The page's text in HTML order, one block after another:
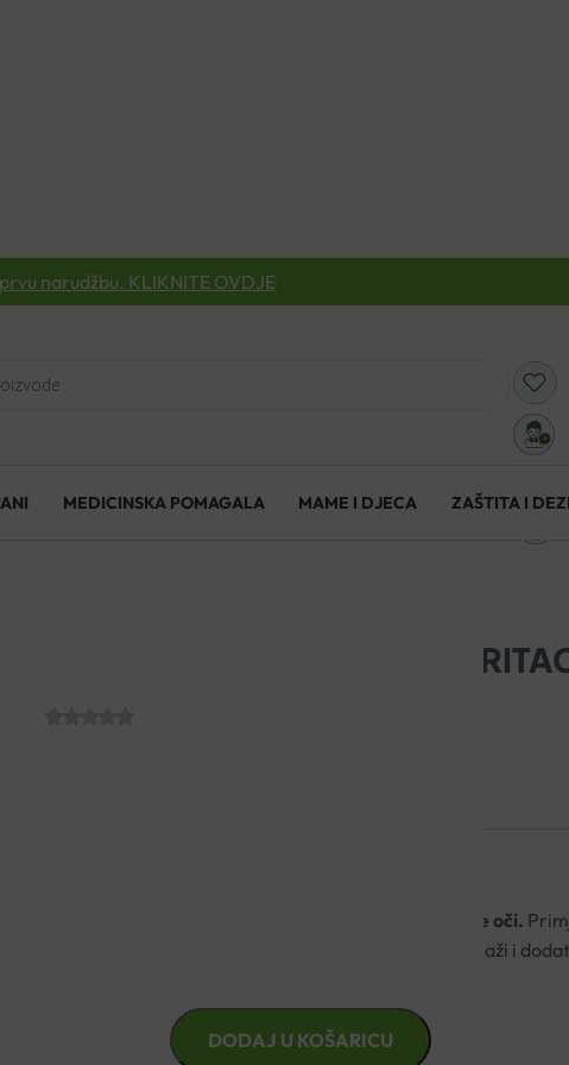
narudžbu. KLIKNITE OVDJE
MEDICINSKA POMAGALA MAME I DJECA ZAŠTITA I
VIZIK KAPI ZA OČI PROTIV
Ublažava jače iritacije, crvenilo te njeguje osjetljive oči.
kontaktnih leća. Provitamin B5 stvara zaštitni film, vlaži i
DODAJ U KOŠARICU